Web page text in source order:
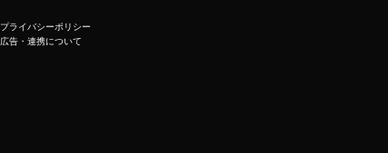
プライバシーポリシー
広告・連携について